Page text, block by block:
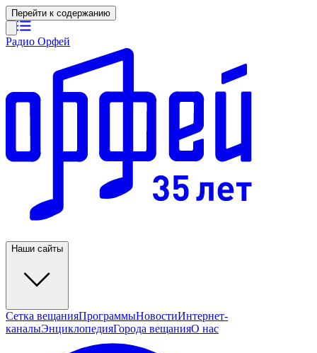
Перейти к содержанию
Радио Орфей
Наши сайты
Сетка вещанияПрограммыНовостиИнтернет-
каналыЭнциклопедияГорода вещанияО нас